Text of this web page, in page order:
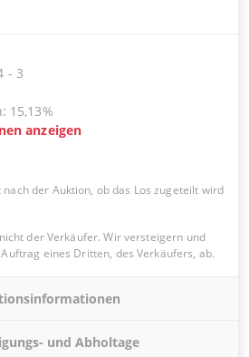
- 3
: 15,13%
anzeigen
der Auktion, ob das Los zugeteilt wird
der Verkäufer. Wir versteigern und
eines Dritten, des Verkäufers, ab.
und Abholtage